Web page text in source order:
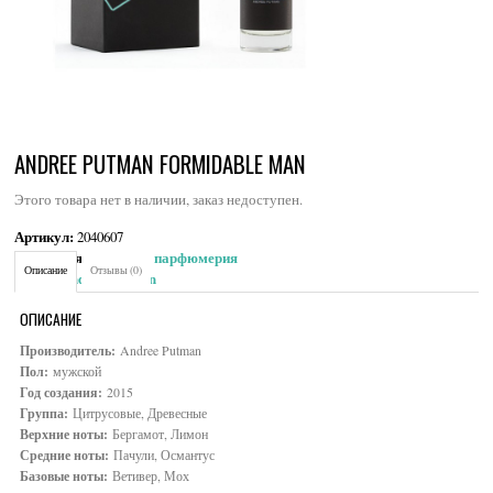
ANDREE PUTMAN FORMIDABLE MAN
Этого товара нет в наличии, заказ недоступен.
Артикул:2040607
Категория:
Мужская парфюмерия
Brand:Andree Putman
Описание Отзывы (0)
ОПИСАНИЕ
Производитель: Andree Putman
Пол: мужской
Год создания: 2015
Группа: Цитрусовые, Древесные
Верхние ноты: Бергамот, Лимон
Средние ноты: Пачули, Османтус
Базовые ноты: Ветивер, Мох